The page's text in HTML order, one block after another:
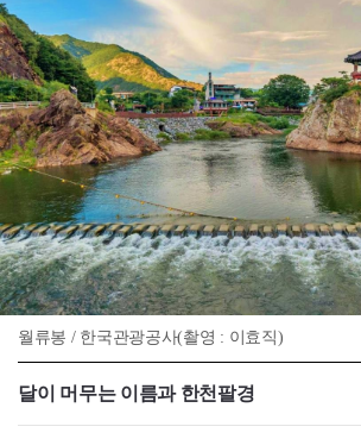
월류봉 / 한국관광공사(촬영 : 이효직)
달이 머무는 이름과 한천팔경